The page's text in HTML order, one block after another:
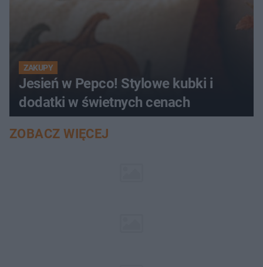
ZAKUPY
Jesień w Pepco! Stylowe kubki i
dodatki w świetnych cenach
ZOBACZ WIĘCEJ